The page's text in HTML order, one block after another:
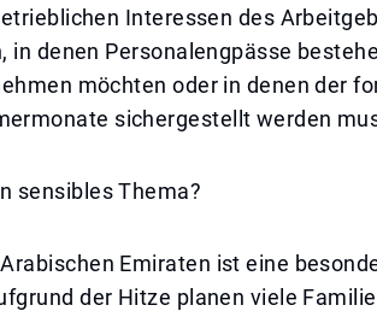
Interessen des
in denen Personalengpässe
möchten oder in denen der
sichergestellt werden
sensibles Thema?
Emiraten ist eine
der Hitze planen viele